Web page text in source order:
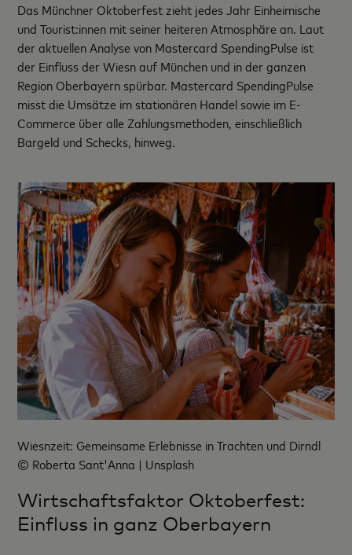
Das Münchner Oktoberfest zieht jedes Jahr Einheimische
und Tourist:innen mit seiner heiteren Atmosphäre an. Laut
der aktuellen Analyse von Mastercard SpendingPulse ist
der Einfluss der Wiesn auf München und in der ganzen
Region Oberbayern spürbar. Mastercard SpendingPulse
misst die Umsätze im stationären Handel sowie im E-
Commerce über alle Zahlungsmethoden, einschließlich
Bargeld und Schecks, hinweg.
Wiesnzeit: Gemeinsame Erlebnisse in Trachten und Dirndl
© Roberta Sant'Anna | Unsplash
Wirtschaftsfaktor Oktoberfest:
Einfluss in ganz Oberbayern